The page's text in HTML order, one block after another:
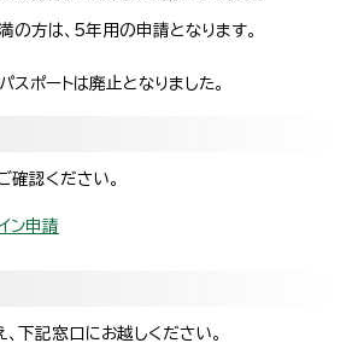
方は、5年用の申請となります。
ポートは廃止となりました。
確認ください。
ン申請
下記窓口にお越しください。